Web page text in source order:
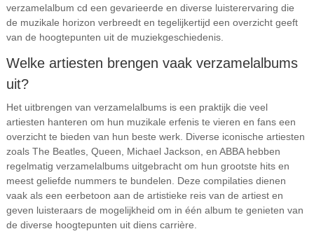
verzamelalbum cd een gevarieerde en diverse luisterervaring die
de muzikale horizon verbreedt en tegelijkertijd een overzicht geeft
van de hoogtepunten uit de muziekgeschiedenis.
Welke artiesten brengen vaak verzamelalbums
uit?
Het uitbrengen van verzamelalbums is een praktijk die veel
artiesten hanteren om hun muzikale erfenis te vieren en fans een
overzicht te bieden van hun beste werk. Diverse iconische artiesten
zoals The Beatles, Queen, Michael Jackson, en ABBA hebben
regelmatig verzamelalbums uitgebracht om hun grootste hits en
meest geliefde nummers te bundelen. Deze compilaties dienen
vaak als een eerbetoon aan de artistieke reis van de artiest en
geven luisteraars de mogelijkheid om in één album te genieten van
de diverse hoogtepunten uit diens carrière.